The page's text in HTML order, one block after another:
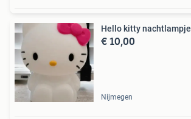
Hello kitty nachtlampje
€ 10,00
Nijmegen